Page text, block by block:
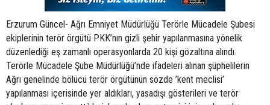
Erzurum Güncel- Ağrı Emniyet Müdürlüğü Terörle Mücadele Şubesi
ekiplerinin terör örgütü PKK’nın gizli şehir yapılanmasına yönelik
düzenlediği eş zamanlı operasyonlarda 20 kişi gözaltına alındı.
Terörle Mücadele Şube Müdürlüğü’nde ifadeleri alınan şüphelilerin
Ağrı genelinde bölücü terör örgütünün sözde ’kent meclisi’
yapılanması içerisinde yer aldıkları, yasadışı gösterileri ve terör